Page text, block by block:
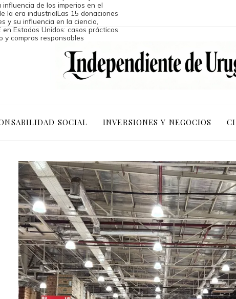
influencia de los imperios en el
la era industrialLas 15 donaciones
y su influencia en la ciencia,
en Estados Unidos: casos prácticos
y compras responsables
SOCIAL INVERSIONES Y NEGOCIOS